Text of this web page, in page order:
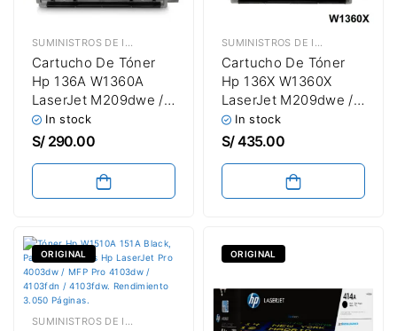
SUMINISTROS DE IMPRESIÓN TÓNER HP
Cartucho De Tóner
Hp 136A W1360A
LaserJet M209dwe /
M209dw / M211dw /
MFP M233dw /
M236sdw Black 1,150
Paginas / Capacidad
In stock
S/290.00
SUMINISTROS DE IMPRESIÓN
Cartucho De Tóner
Hp 136X W1360X
LaserJet M209dwe /
M209dw / M211dw /
MFP M233dw /
M236sdw Black 2,600
Paginas / Alta
In stock
S/435.00
ORIGINAL
SUMINISTROS DE IMPRESIÓN TÓNER HP
ORIGINAL